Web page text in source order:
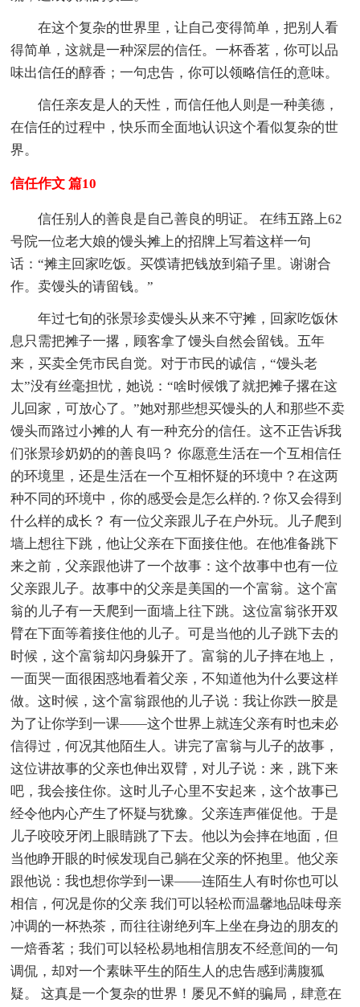
在这个复杂的世界里，让自己变得简单，把别人看
得简单，这就是一种深层的信任。一杯香茗，你可以品
味出信任的醇香；一句忠告，你可以领略信任的意味。
信任亲友是人的天性，而信任他人则是一种美德，
在信任的过程中，快乐而全面地认识这个看似复杂的世
界。
信任作文 篇10
信任别人的善良是自己善良的明证。 在纬五路上62
号院一位老大娘的馒头摊上的招牌上写着这样一句
话：“摊主回家吃饭。买馍请把钱放到箱子里。谢谢合
作。卖馒头的请留钱。”
年过七旬的张景珍卖馒头从来不守摊，回家吃饭休
息只需把摊子一撂，顾客拿了馒头自然会留钱。五年
来，买卖全凭市民自觉。对于市民的诚信，“馒头老
太”没有丝毫担忧，她说：“啥时候饿了就把摊子撂在这
儿回家，可放心了。”她对那些想买馒头的人和那些不卖
馒头而路过小摊的人 有一种充分的信任。这不正告诉我
们张景珍奶奶的的善良吗？ 你愿意生活在一个互相信任
的环境里，还是生活在一个互相怀疑的环境中？在这两
种不同的环境中，你的感受会是怎么样的.？你又会得到
什么样的成长？ 有一位父亲跟儿子在户外玩。儿子爬到
墙上想往下跳，他让父亲在下面接住他。在他准备跳下
来之前，父亲跟他讲了一个故事：这个故事中也有一位
父亲跟儿子。故事中的父亲是美国的一个富翁。这个富
翁的儿子有一天爬到一面墙上往下跳。这位富翁张开双
臂在下面等着接住他的儿子。可是当他的儿子跳下去的
时候，这个富翁却闪身躲开了。富翁的儿子摔在地上，
一面哭一面很困惑地看着父亲，不知道他为什么要这样
做。这时候，这个富翁跟他的儿子说：我让你跌一胶是
为了让你学到一课——这个世界上就连父亲有时也未必
信得过，何况其他陌生人。讲完了富翁与儿子的故事，
这位讲故事的父亲也伸出双臂，对儿子说：来，跳下来
吧，我会接住你。这时儿子心里不安起来，这个故事已
经令他内心产生了怀疑与犹豫。父亲连声催促他。于是
儿子咬咬牙闭上眼睛跳了下去。他以为会摔在地面，但
当他睁开眼的时候发现自己躺在父亲的怀抱里。他父亲
跟他说：我也想你学到一课——连陌生人有时你也可以
相信，何况是你的父亲 我们可以轻松而温馨地品味母亲
冲调的一杯热茶，而往往谢绝列车上坐在身边的朋友的
一焙香茗；我们可以轻松易地相信朋友不经意间的一句
调侃，却对一个素昧平生的陌生人的忠告感到满腹狐
疑。 这真是一个复杂的世界！屡见不鲜的骗局，肆意在